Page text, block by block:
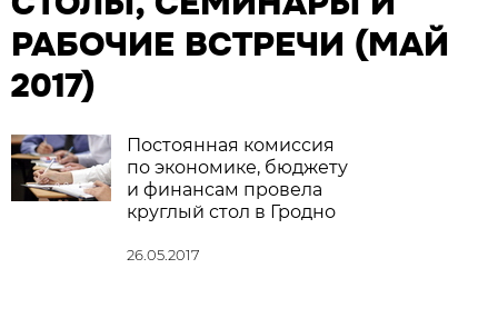
РАБОЧИЕ ВСТРЕЧИ (МАЙ
2017)
Постоянная комиссия
по экономике, бюджету
и финансам провела
круглый стол в Гродно
26.05.2017